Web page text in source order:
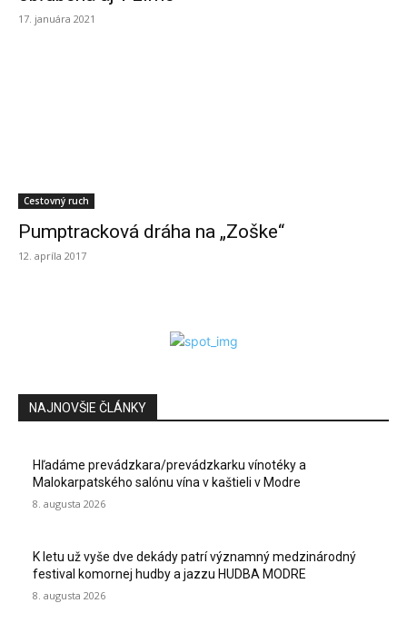
17. januára 2021
Cestovný ruch
Pumptracková dráha na „Zoške“
12. apríla 2017
NAJNOVŠIE ČLÁNKY
Hľadáme prevádzkara/prevádzkarku vínotéky a
Malokarpatského salónu vína v kaštieli v Modre
8. augusta 2026
K letu už vyše dve dekády patrí významný medzinárodný
festival komornej hudby a jazzu HUDBA MODRE
8. augusta 2026